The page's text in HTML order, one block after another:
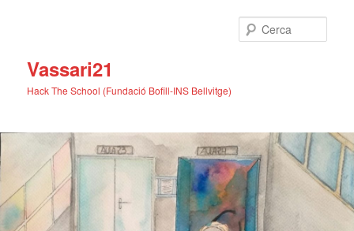
Vassari21
Hack The School (Fundació Bofill-INS Bellvitge)